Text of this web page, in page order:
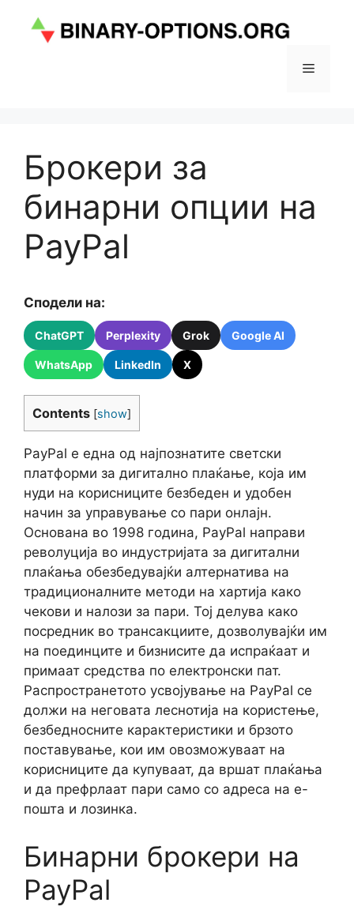
Menu
Брокери за
бинарни опции на
PayPal
Сподели на:
ChatGPT Perplexity Grok Google AI
WhatsApp LinkedIn X
Contents [show]
PayPal е една од најпознатите светски
платформи за дигитално плаќање, која им
нуди на корисниците безбеден и удобен
начин за управување со пари онлајн.
Основана во 1998 година, PayPal направи
револуција во индустријата за дигитални
плаќања обезбедувајќи алтернатива на
традиционалните методи на хартија како
чекови и налози за пари. Тој делува како
посредник во трансакциите, дозволувајќи им
на поединците и бизнисите да испраќаат и
примаат средства по електронски пат.
Распространетото усвојување на PayPal се
должи на неговата леснотија на користење,
безбедносните карактеристики и брзото
поставување, кои им овозможуваат на
корисниците да купуваат, да вршат плаќања
и да префрлаат пари само со адреса на е-
пошта и лозинка.
Бинарни брокери на
PayPal